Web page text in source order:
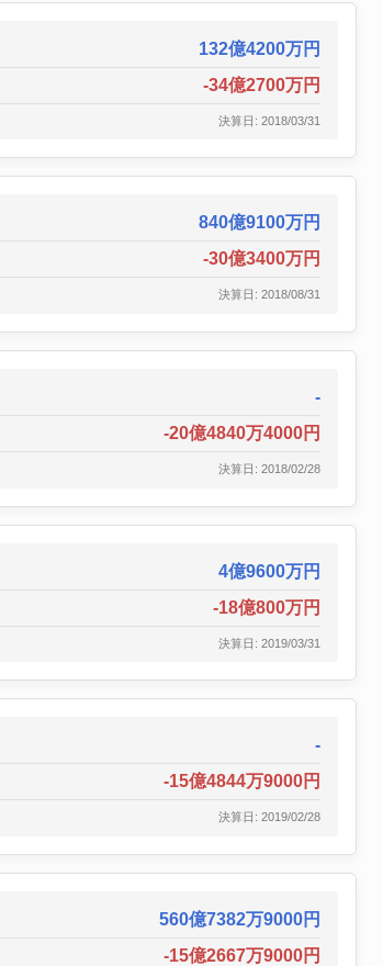
132億4200万円
-34億2700万円
決算日: 2018/03/31
840億9100万円
-30億3400万円
決算日: 2018/08/31
-
-20億4840万4000円
決算日: 2018/02/28
4億9600万円
-18億800万円
決算日: 2019/03/31
-
-15億4844万9000円
決算日: 2019/02/28
560億7382万9000円
-15億2667万9000円